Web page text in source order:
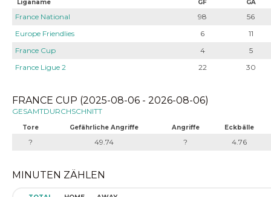
Liganame GF GA
France National 98
56
Europe Friendlies
6
11
France Cup
4
5
France Ligue 2
22 30
FRANCE CUP (2025-08-06 - 2026-08-06)
GESAMTDURCHSCHNITT
Tore Gefährliche Angriffe Angriffe Eckbälle
? 49.74 ? 4.76
MINUTEN ZÄHLEN